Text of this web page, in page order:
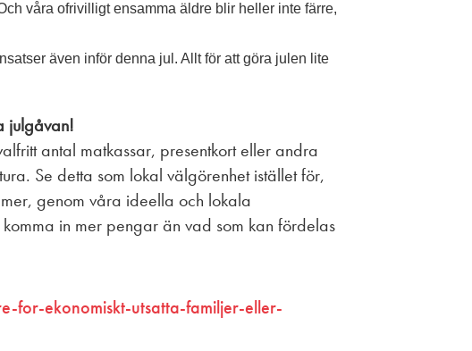
våra ofrivilligt ensamma äldre blir heller inte färre,
även inför denna jul. Allt för att göra julen lite
julgåvan!
antal matkassar, presentkort eller andra
Se detta som lokal välgörenhet istället för,
genom våra ideella och lokala
in mer pengar än vad som kan fördelas
ekonomiskt-utsatta-familjer-eller-